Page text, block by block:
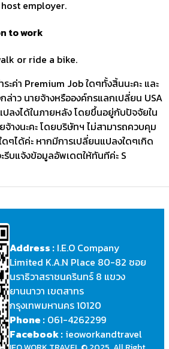
employer.
to work
or ride a bike.
ะค่า Premium Job ใดๆทั้งสิ้นนะคะ และ
ล่าว นายจ้างหรือองค์กรแลกเปลี่ยน USA
ปลงได้ในภายหลัง โดยขึ้นอยู่กับปัจจัยใน
างนะคะ โดยบริษัทฯ ไม่สามารถควบคุม
ๆได้ค่ะ หากมีการเปลี่ยนแปลงใดๆเกิด
รีบแจ้งข้อมูลอัพเดตให้ทันทีค่ะ S
Address : I.E.O Company
Limited K.A.N Place 80-82 ซอย
นราธิวาสราชนครินทร์ 8 แขวง
ยานนาวา เขตสาทร
กรุงเทพมหานคร 10120
Phone : 061-4262299
Facebook : ieoworkandtravel